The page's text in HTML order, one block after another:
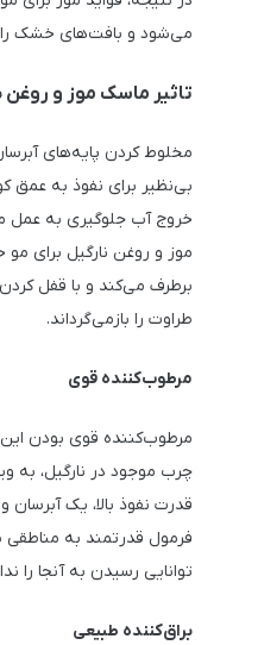
می‌شود و بافت‌های خشک
تاثیر ماسک موز و روغن
مخلوط کردن پایه‌های
بی‌نظیر برای نفوذ به عمق
خروج آب جلوگیری به عمل
موز و روغن نارگیل برای
برطرف می‌کند و با قفل
طراوت را بازمی‌گرداند.
مرطوب‌کننده قوی
مرطوب‌کننده قوی بودن
چرب موجود در نارگیل، به
قدرت نفوذ بالا، یک
فرمول قدرتمند به مناطقی
توانایی رسیدن به آنجا را
براق‌کننده طبیعی